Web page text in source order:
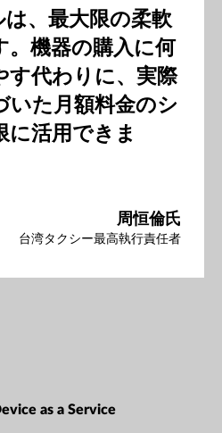
、最大限の柔軟
。機器の購入に何
す代わりに、実際
いた月額料金のシ
に活用できま
周恒倫氏
台湾タクシー最高執行責任者
as a Service